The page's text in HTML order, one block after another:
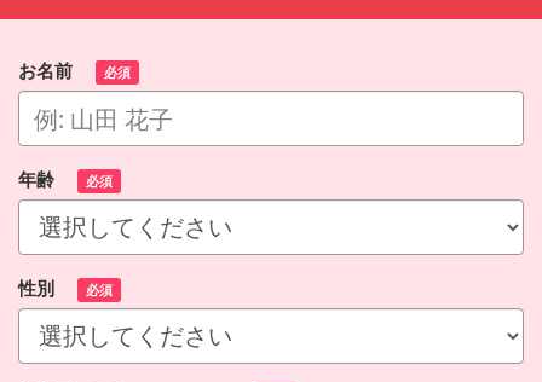
お名前 必須
年齢 必須
性別 必須